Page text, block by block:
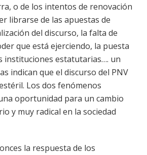
o de los intentos de renovación
librarse de las apuestas de
del discurso, la falta de
que está ejerciendo, la puesta
instituciones estatutarias…. un
indican que el discurso del PNV
Los dos fenómenos
oportunidad para un cambio
y muy radical en la sociedad
la respuesta de los